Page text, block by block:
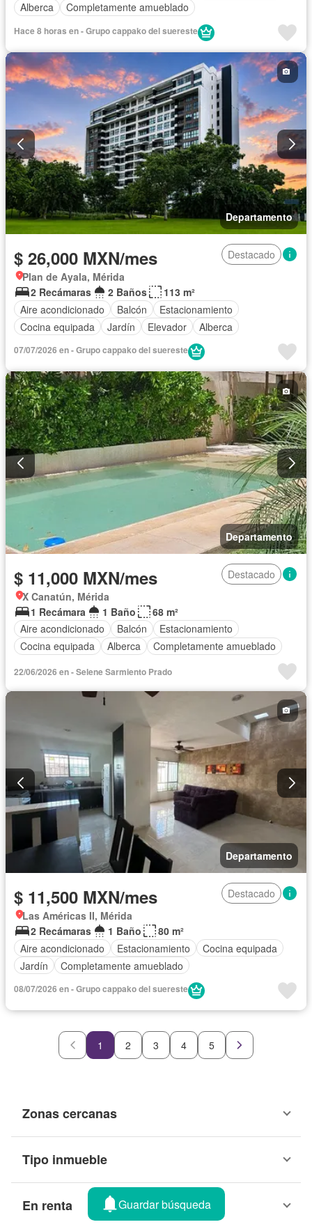
Alberca
Completamente amueblado
Hace 8 horas en - Grupo cappako del suereste
Departamento
$ 26,000 MXN/mes
Destacado
Plan de Ayala, Mérida
2 Recámaras
2 Baños
113 m²
Aire acondicionado
Balcón
Estacionamiento
Cocina equipada
Jardín Elevador Alberca
07/07/2026 en - Grupo cappako del suereste
Departamento
$ 11,000 MXN/mes
Destacado
X Canatún, Mérida
1 Recámara
1 Baño
68 m²
Aire acondicionado
Balcón
Estacionamiento
Cocina equipada
Alberca Completamente amueblado
22/06/2026 en - Selene Sarmiento Prado
Departamento
$ 11,500 MXN/mes
Destacado
Las Américas II, Mérida
2 Recámaras
1 Baño
80 m²
Aire acondicionado
Estacionamiento
Cocina equipada
Jardín
Completamente amueblado
08/07/2026 en - Grupo cappako del suereste
1 2 3 4 5
Zonas cercanas
Tipo inmueble
En renta Guardar búsqueda